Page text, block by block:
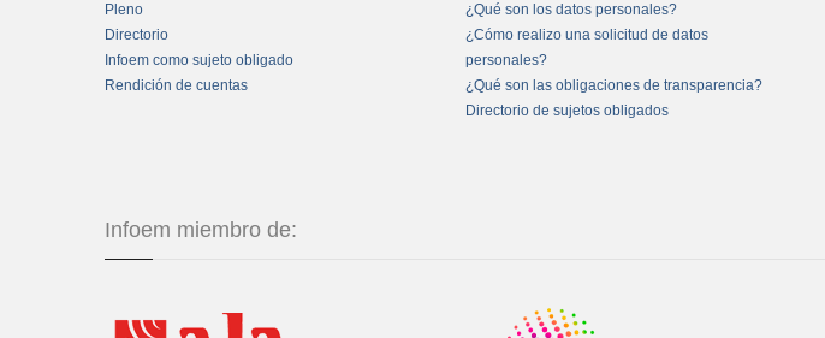
Pleno
Directorio
Infoem como sujeto obligado
Rendición de cuentas
¿Qué son los datos personales?
¿Cómo realizo una solicitud de datos
personales?
¿Qué son las obligaciones de transparencia?
Directorio de sujetos obligados
Infoem miembro de: